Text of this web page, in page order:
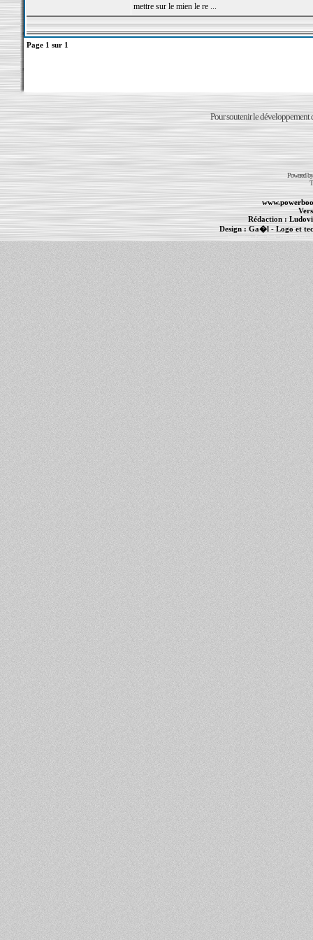
mettre sur le mien le re ...
Page 1 sur 1
Pour soutenir le développement
Powered
Rédaction :
Design :Ga�l- Logo et